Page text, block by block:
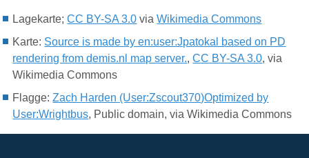
Lagekarte;CC BY-SA 3.0 viaWikimedia Commons
Karte: Source is made by en:user:Jpatokal based on PD
rendering from demis.nl map server.,CC BY-SA 3.0, via
Wikimedia Commons
Flagge:Zach Harden (User:Zscout370)Optimized by
User:Wrightbus, Public domain, via Wikimedia Commons